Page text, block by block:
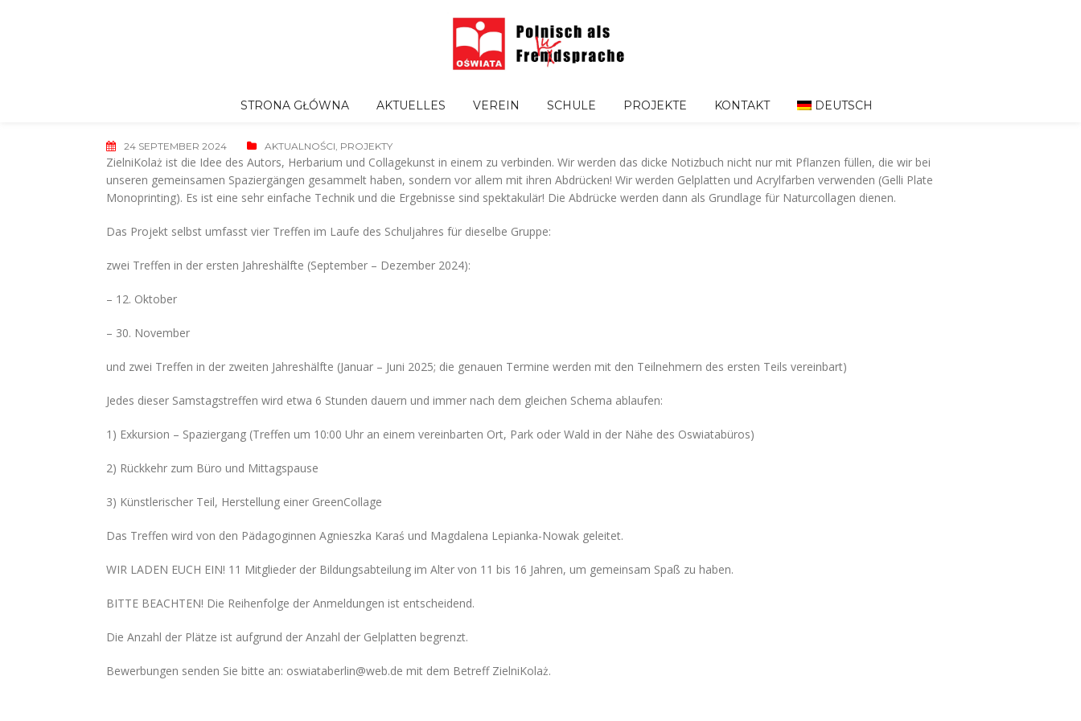
STRONA GŁÓWNA AKTUELLES VEREIN SCHULE PROJEKTE KONTAKT DEUTSCH
24 SEPTEMBER 2024 AKTUALNOŚCI, PROJEKTY
ZielniKolaż ist die Idee des Autors, Herbarium und Collagekunst in einem zu verbinden. Wir werden das dicke Notizbuch nicht nur mit Pflanzen füllen, die wir bei
unseren gemeinsamen Spaziergängen gesammelt haben, sondern vor allem mit ihren Abdrücken! Wir werden Gelplatten und Acrylfarben verwenden (Gelli Plate
Monoprinting). Es ist eine sehr einfache Technik und die Ergebnisse sind spektakulär! Die Abdrücke werden dann als Grundlage für Naturcollagen dienen.
Das Projekt selbst umfasst vier Treffen im Laufe des Schuljahres für dieselbe Gruppe:
zwei Treffen in der ersten Jahreshälfte (September – Dezember 2024):
– 12. Oktober
– 30. November
und zwei Treffen in der zweiten Jahreshälfte (Januar – Juni 2025; die genauen Termine werden mit den Teilnehmern des ersten Teils vereinbart)
Jedes dieser Samstagstreffen wird etwa 6 Stunden dauern und immer nach dem gleichen Schema ablaufen:
1) Exkursion – Spaziergang (Treffen um 10:00 Uhr an einem vereinbarten Ort, Park oder Wald in der Nähe des Oswiatabüros)
2) Rückkehr zum Büro und Mittagspause
3) Künstlerischer Teil, Herstellung einer GreenCollage
Das Treffen wird von den Pädagoginnen Agnieszka Karaś und Magdalena Lepianka-Nowak geleitet.
WIR LADEN EUCH EIN! 11 Mitglieder der Bildungsabteilung im Alter von 11 bis 16 Jahren, um gemeinsam Spaß zu haben.
BITTE BEACHTEN! Die Reihenfolge der Anmeldungen ist entscheidend.
Die Anzahl der Plätze ist aufgrund der Anzahl der Gelplatten begrenzt.
Bewerbungen senden Sie bitte an: oswiataberlin@web.de mit dem Betreff ZielniKolaż.